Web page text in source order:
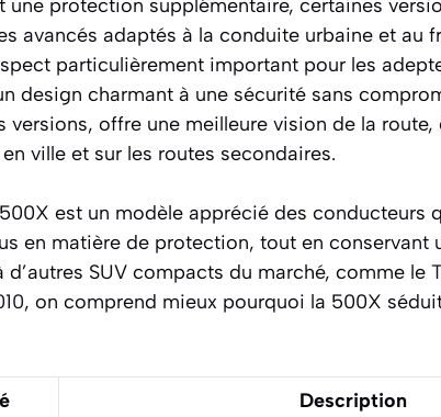
une protection supplémentaire, certaines
avancés adaptés à la conduite urbaine et au
particulièrement important pour les
design charmant à une sécurité sans
versions, offre une meilleure vision de la
ville et sur les routes secondaires.
est un modèle apprécié des conducteurs
en matière de protection, tout en conservant
d’autres SUV compacts du marché, comme le
, on comprend mieux pourquoi la 500X
Description